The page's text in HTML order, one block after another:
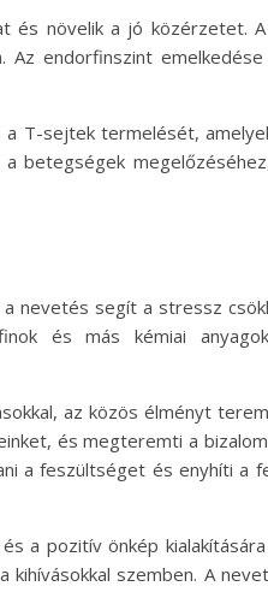
és növelik a jó közérzetet.
endorfinszint
T-sejtek termelését,
betegségek
nevetés segít a stressz
és más kémiai
az közös élményt
és megteremti a
a feszültséget és enyhíti a
a pozitív önkép
szemben. A